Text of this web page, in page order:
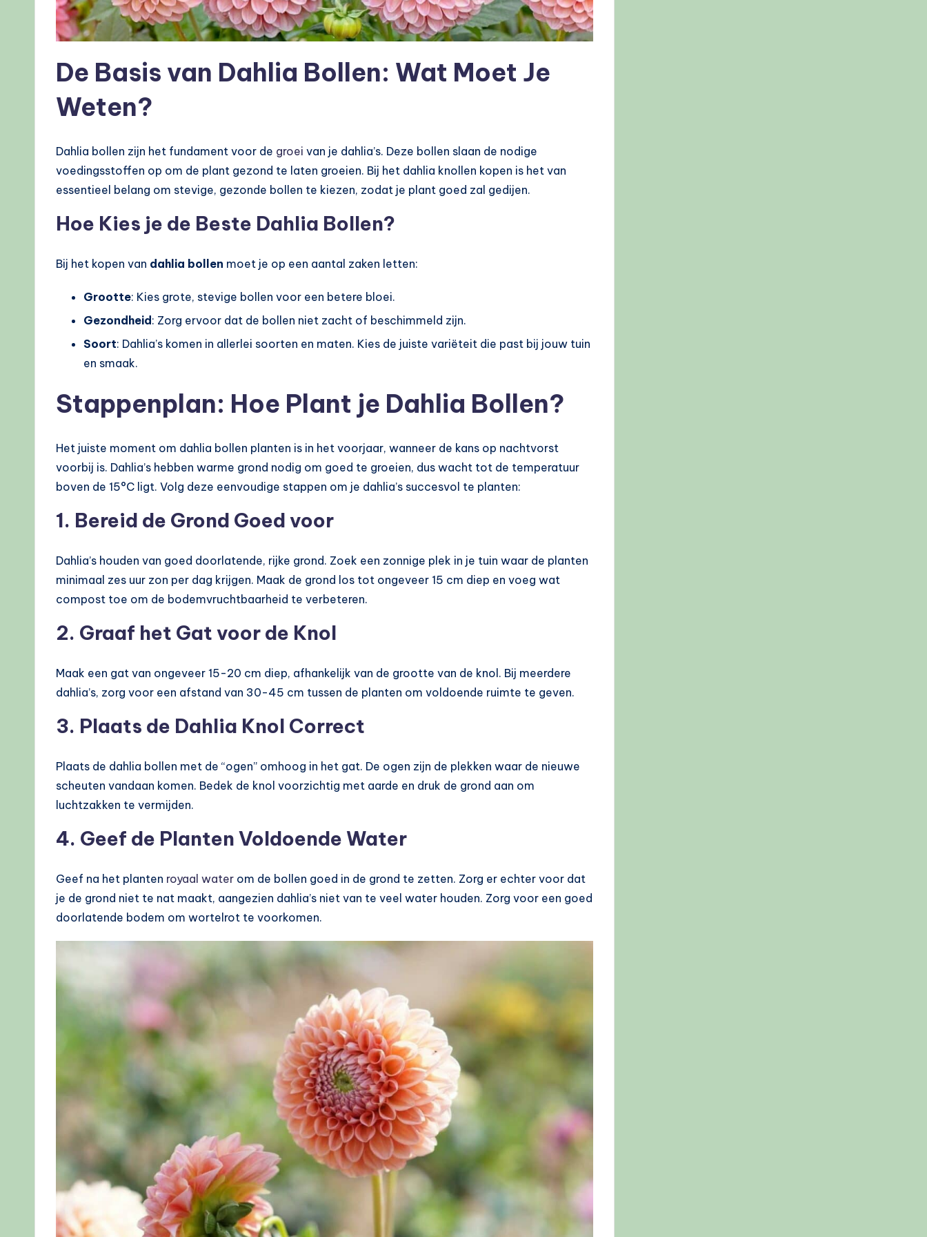
De Basis van Dahlia Bollen: Wat Moet Je
Weten?
Dahlia bollen zijn het fundament voor de groei van je dahlia’s. Deze bollen slaan de nodige
voedingsstoffen op om de plant gezond te laten groeien. Bij het dahlia knollen kopen is het van
essentieel belang om stevige, gezonde bollen te kiezen, zodat je plant goed zal gedijen.
Hoe Kies je de Beste Dahlia Bollen?
Bij het kopen van dahlia bollen moet je op een aantal zaken letten:
Grootte: Kies grote, stevige bollen voor een betere bloei.
Gezondheid : Zorg ervoor dat de bollen niet zacht of beschimmeld zijn.
Soort: Dahlia’s komen in allerlei soorten en maten. Kies de juiste variëteit die past bij jouw tuin
en smaak.
Stappenplan: Hoe Plant je Dahlia Bollen?
Het juiste moment om dahlia bollen planten is in het voorjaar, wanneer de kans op nachtvorst
voorbij is. Dahlia’s hebben warme grond nodig om goed te groeien, dus wacht tot de temperatuur
boven de 15°C ligt. Volg deze eenvoudige stappen om je dahlia’s succesvol te planten:
1. Bereid de Grond Goed voor
Dahlia’s houden van goed doorlatende, rijke grond. Zoek een zonnige plek in je tuin waar de planten
minimaal zes uur zon per dag krijgen. Maak de grond los tot ongeveer 15 cm diep en voeg wat
compost toe om de bodemvruchtbaarheid te verbeteren.
2. Graaf het Gat voor de Knol
Maak een gat van ongeveer 15-20 cm diep, afhankelijk van de grootte van de knol. Bij meerdere
dahlia’s, zorg voor een afstand van 30-45 cm tussen de planten om voldoende ruimte te geven.
3. Plaats de Dahlia Knol Correct
Plaats de dahlia bollen met de “ogen” omhoog in het gat. De ogen zijn de plekken waar de nieuwe
scheuten vandaan komen. Bedek de knol voorzichtig met aarde en druk de grond aan om
luchtzakken te vermijden.
4. Geef de Planten Voldoende Water
Geef na het planten royaal water om de bollen goed in de grond te zetten. Zorg er echter voor dat
je de grond niet te nat maakt, aangezien dahlia’s niet van te veel water houden. Zorg voor een goed
doorlatende bodem om wortelrot te voorkomen.